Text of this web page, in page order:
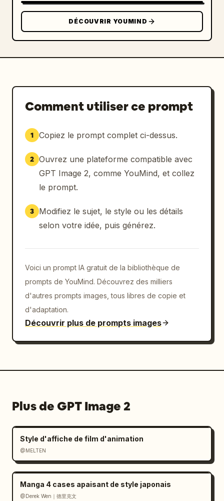
DÉCOUVRIR YOUMIND
Comment utiliser ce prompt
1 Copiez le prompt complet ci-dessus.
2 Ouvrez une plateforme compatible avec
GPT Image 2, comme YouMind, et collez
le prompt.
3
Modifiez le sujet, le style ou les détails
selon votre idée, puis générez.
Voici un prompt IA gratuit de la bibliothèque de
prompts de YouMind. Découvrez des milliers
d'autres prompts images, tous libres de copie et
d'adaptation.
Découvrir plus de prompts images
Plus de GPT Image 2
Style d'affiche de film d'animation
@MELTEN
Manga 4 cases apaisant de style japonais
@Derek Wen｜德里克文